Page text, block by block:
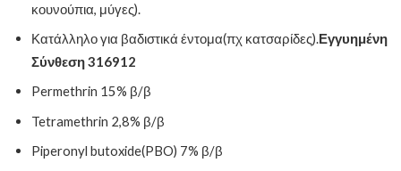
κουνούπια, μύγες).
Κατάλληλο για βαδιστικά έντομα(πχ κατσαρίδες).Εγγυημένη
Σύνθεση 316912
Permethrin 15% β/β
Tetramethrin 2,8% β/β
Piperonyl butoxide(PBO) 7% β/β